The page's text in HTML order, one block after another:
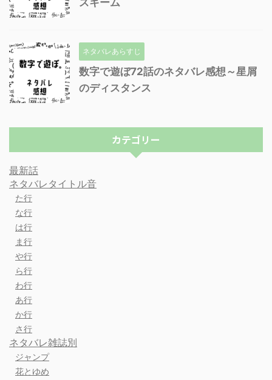
スキーム
ネタバレあらすじ
数字で遊ぼ72話のネタバレ感想～星屑
のディスタンス
カテゴリー
最新話
ネタバレタイトル音
た行
な行
は行
ま行
や行
ら行
わ行
あ行
か行
さ行
ネタバレ雑誌別
ジャンプ
花とゆめ